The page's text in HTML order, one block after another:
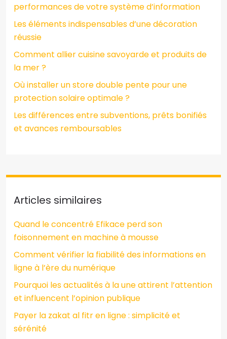
performances de votre système d’information
Les éléments indispensables d’une décoration
réussie
Comment allier cuisine savoyarde et produits de
la mer ?
Où installer un store double pente pour une
protection solaire optimale ?
Les différences entre subventions, prêts bonifiés
et avances remboursables
Articles similaires
Quand le concentré Efikace perd son
foisonnement en machine à mousse
Comment vérifier la fiabilité des informations en
ligne à l’ère du numérique
Pourquoi les actualités à la une attirent l’attention
et influencent l’opinion publique
Payer la zakat al fitr en ligne : simplicité et
sérénité